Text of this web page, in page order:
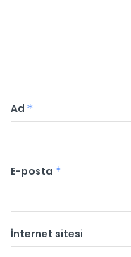
Ad *
E-posta *
İnternet sitesi